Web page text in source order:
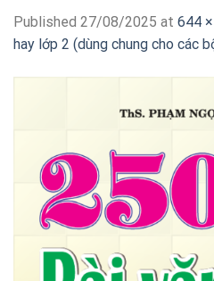
Published 27/08/2025 at 644
hay lớp 2 (dùng chung cho các